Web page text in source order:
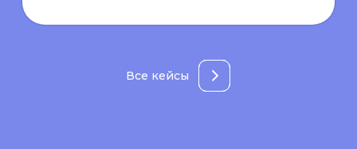
Все кейсы